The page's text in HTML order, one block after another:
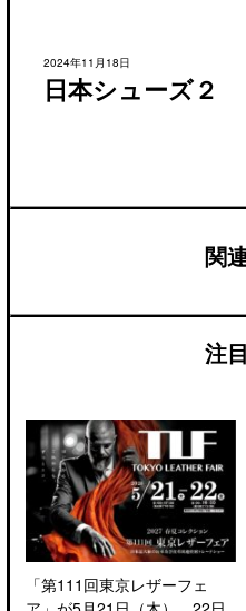
2024年11月18日
日本シューズ２
関
注
「第111回東京レザーフェ